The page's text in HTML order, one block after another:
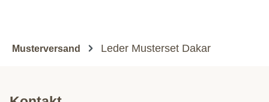
Musterversand Leder Musterset Dakar